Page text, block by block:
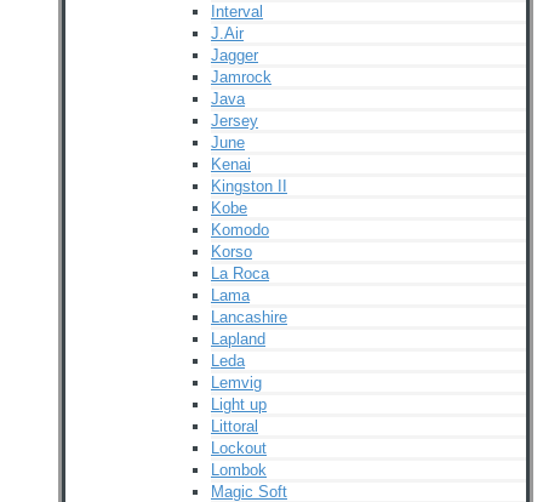
Interval
J.Air
Jagger
Jamrock
Java
Jersey
June
Kenai
Kingston II
Kobe
Komodo
Korso
La Roca
Lama
Lancashire
Lapland
Leda
Lemvig
Light up
Littoral
Lockout
Lombok
Magic Soft